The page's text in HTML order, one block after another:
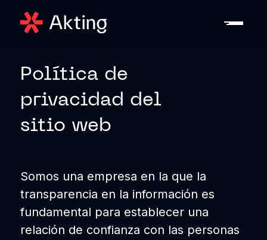
Política de
privacidad del
sitio web
Somos una empresa en la que la
transparencia en la información es
fundamental para establecer una
relación de confianza con las personas